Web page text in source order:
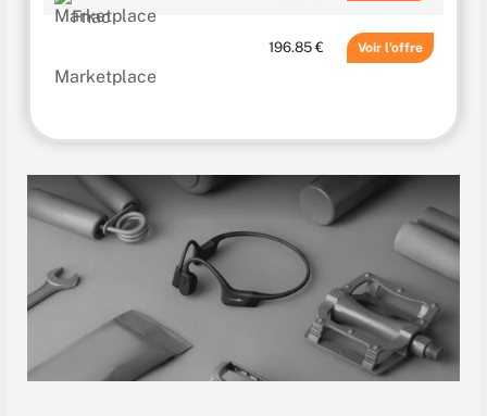
196.85 € Voir